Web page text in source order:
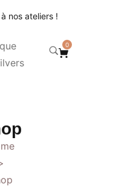
nos ateliers !
0